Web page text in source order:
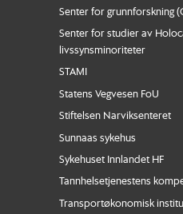
Senter for grunnforskning
Senter for studier av
livssynsminoriteter
STAMI
Statens Vegvesen FoU
Stiftelsen Narviksenteret
Sunnaas sykehus
Sykehuset Innlandet HF
Tannhelsetjenestens
Transportøkonomisk